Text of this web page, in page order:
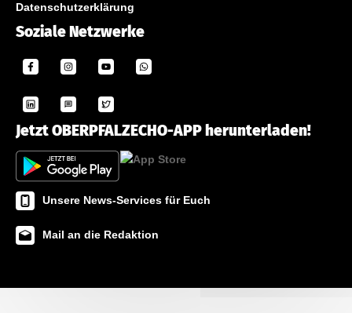
Datenschutzerklärung
Soziale Netzwerke
Jetzt OBERPFALZECHO-APP herunterladen!
Unsere News-Services für Euch
Mail an die Redaktion